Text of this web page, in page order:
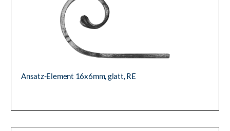
Ansatz-Element 16x6mm, glatt, RE